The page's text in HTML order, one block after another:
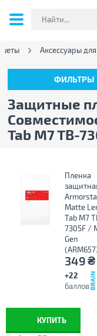
Аксессуары
Защитные
Tab M7 TB-
ФИЛЬТРЫ
Пленка
Matte
Tab M7
7305F /
Gen
349₴
+22
баллов
КУПИТЬ
ФИЛЬТРЫ